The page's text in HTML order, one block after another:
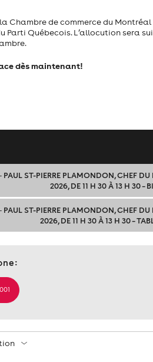
la Chambre de commerce du
Parti Québecois. L’allocution sera
dès maintenant!
PAUL ST-PIERRE PLAMONDON, CHEF
2026, DE 11 H 30 À 13 H 30 –
PAUL ST-PIERRE PLAMONDON, CHEF
2026, DE 11 H 30 À 13 H 30 –